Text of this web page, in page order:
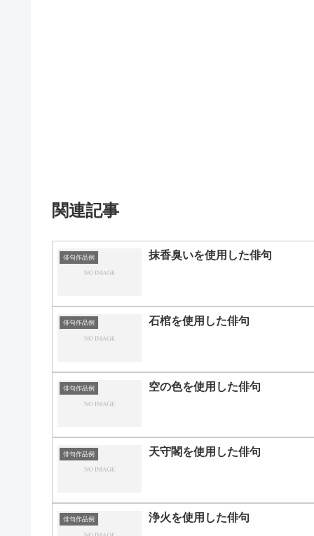
関連記事
俳句作品例 抹香臭いを使用した俳句
俳句作品例 石棺を使用した俳句
俳句作品例 空の色を使用した俳句
俳句作品例 天守閣を使用した俳句
俳句作品例 浄火を使用した俳句